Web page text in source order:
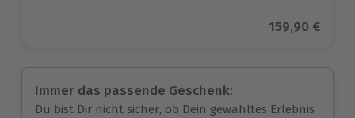
Aktueller
159,90 €
Immer das passende Geschenk:
Du bist Dir nicht sicher, ob Dein gewähltes Erlebnis